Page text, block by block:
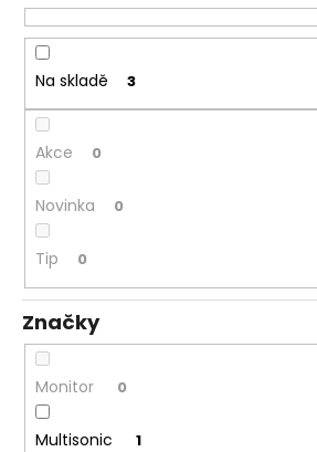
ů
Na skladě 3
Akce 0
Novinka 0
Tip 0
Značky
Monitor 0
Multisonic 1
a
t
?
D
o
p
o